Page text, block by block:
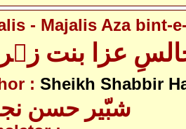
- Majalis Aza bint-
عزا بنت
: Sheikh Shabbir
شبّیر حسن